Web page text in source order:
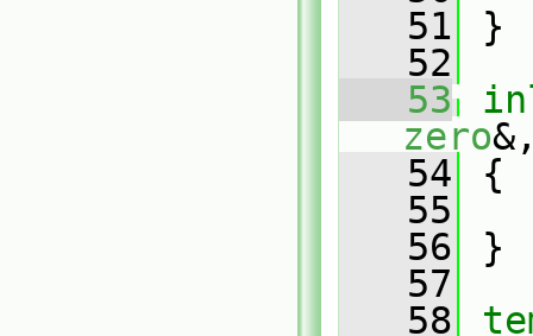
   51
}
   52
   53
zero
   54
{
   55
   56
}
   57
   58